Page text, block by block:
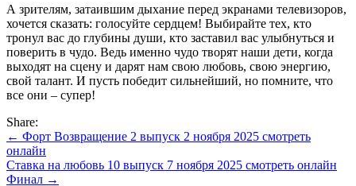
А зрителям, затаившим дыхание перед экранами телевизоров,
хочется сказать: голосуйте сердцем! Выбирайте тех, кто
тронул вас до глубины души, кто заставил вас улыбнуться и
поверить в чудо. Ведь именно чудо творят наши дети, когда
выходят на сцену и дарят нам свою любовь, свою энергию,
свой талант. И пусть победит сильнейший, но помните, что
все они – супер!
Share:
Навигация
по
записям
← Форт Возвращение 2 выпуск 2 ноября 2025 смотреть
онлайн
Ставка на любовь 10 выпуск 7 ноября 2025 смотреть онлайн
Финал →